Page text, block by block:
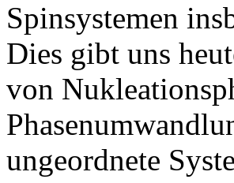
Spinsystemen
Dies gibt uns
von
ungeordnete